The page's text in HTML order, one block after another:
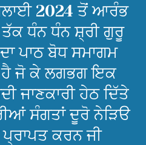
2024 ਤੋਂ ਆਰੰਭ
ਧੰਨ ਧੰਨ ਸ਼੍ਰੀ ਗੁਰੂ
ਪਾਠ ਬੋਧ ਸਮਾਗਮ
ਹੈ ਜੋ ਕੇ ਲਗਭਗ ਇਕ
ਜਾਣਕਾਰੀ ਹੇਠ ਦਿੱਤੇ
ਸੰਗਤਾਂ ਦੂਰੋ ਨੇੜਿੳ
ਕਰਨ ਜੀ